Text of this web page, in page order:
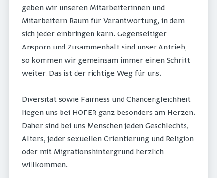
geben wir unseren Mitarbeiterinnen und
Mitarbeitern Raum für Verantwortung, in dem
sich jeder einbringen kann. Gegenseitiger
Ansporn und Zusammenhalt sind unser Antrieb,
so kommen wir gemeinsam immer einen Schritt
weiter. Das ist der richtige Weg für uns.
Diversität sowie Fairness und Chancengleichheit
liegen uns bei HOFER ganz besonders am Herzen.
Daher sind bei uns Menschen jeden Geschlechts,
Alters, jeder sexuellen Orientierung und Religion
oder mit Migrationshintergrund herzlich
willkommen.